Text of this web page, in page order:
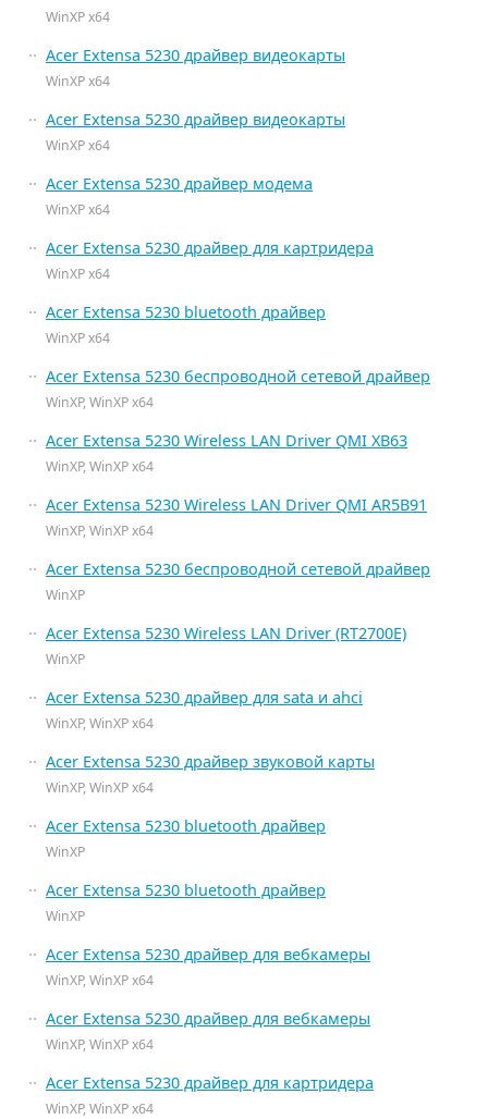
WinXP x64
Acer Extensa 5230 драйвер видеокарты
WinXP x64
Acer Extensa 5230 драйвер видеокарты
WinXP x64
Acer Extensa 5230 драйвер модема
WinXP x64
Acer Extensa 5230 драйвер для картридера
WinXP x64
Acer Extensa 5230 bluetooth драйвер
WinXP x64
Acer Extensa 5230 беспроводной сетевой драйвер
WinXP, WinXP x64
Acer Extensa 5230 Wireless LAN Driver QMI XB63
WinXP, WinXP x64
Acer Extensa 5230 Wireless LAN Driver QMI AR5B91
WinXP, WinXP x64
Acer Extensa 5230 беспроводной сетевой драйвер
WinXP
Acer Extensa 5230 Wireless LAN Driver (RT2700E)
WinXP
Acer Extensa 5230 драйвер для sata и ahci
WinXP, WinXP x64
Acer Extensa 5230 драйвер звуковой карты
WinXP, WinXP x64
Acer Extensa 5230 bluetooth драйвер
WinXP
Acer Extensa 5230 bluetooth драйвер
WinXP
Acer Extensa 5230 драйвер для вебкамеры
WinXP, WinXP x64
Acer Extensa 5230 драйвер для вебкамеры
WinXP, WinXP x64
Acer Extensa 5230 драйвер для картридера
WinXP, WinXP x64